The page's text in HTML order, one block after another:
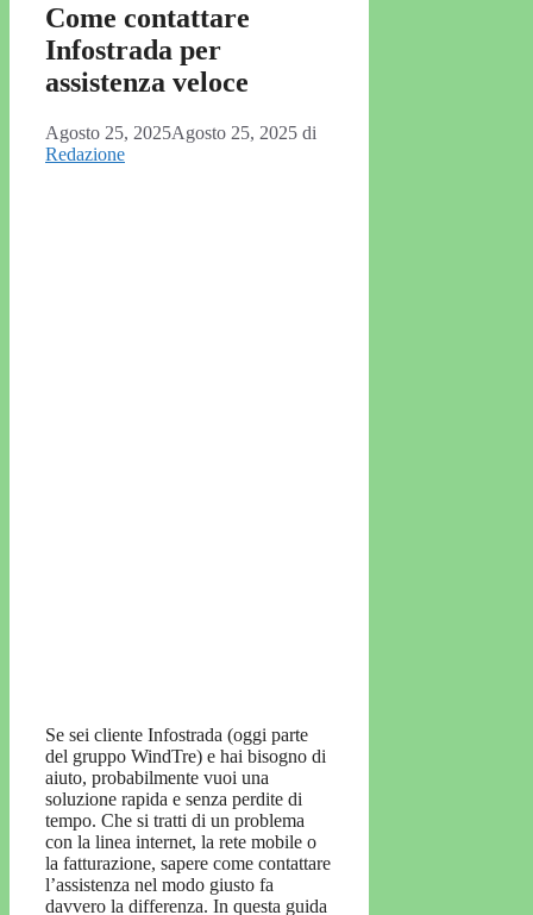
Come contattare
Infostrada per
assistenza veloce
Agosto 25, 2025Agosto 25, 2025 di
Redazione
Se sei cliente Infostrada (oggi parte
del gruppo WindTre) e hai bisogno di
aiuto, probabilmente vuoi una
soluzione rapida e senza perdite di
tempo. Che si tratti di un problema
con la linea internet, la rete mobile o
la fatturazione, sapere come contattare
l’assistenza nel modo giusto fa
davvero la differenza. In questa guida